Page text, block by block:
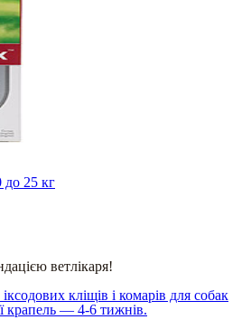
до 25 кг
ветлікаря!
кліщів і комарів для собак
крапель — 4-6 тижнів.